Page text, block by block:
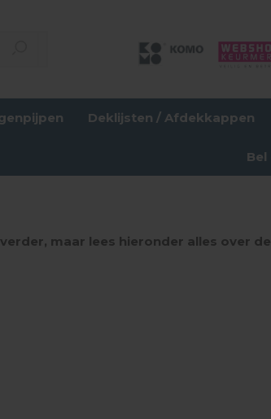
Deklijsten / Afdekkappen
Bel
maar lees hieronder alles over de